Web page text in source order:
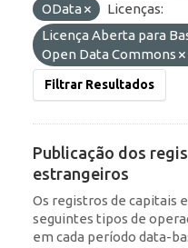
OData
Licenças:
Licença Aberta para
Open Data Commons
Filtrar Resultados
Publicação dos
estrangeiros
Os registros de capitais
seguintes tipos de
em cada período data-